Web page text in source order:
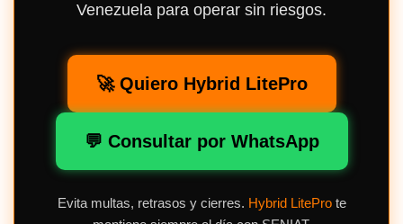
Venezuela para operar sin riesgos.
🚀 Quiero Hybrid LitePro
💬 Consultar por WhatsApp
Evita multas, retrasos y cierres. Hybrid LiteProte